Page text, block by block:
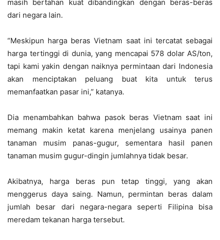
masih bertahan kuat dibandingkan dengan beras-beras
dari negara lain.
“Meskipun harga beras Vietnam saat ini tercatat sebagai
harga tertinggi di dunia, yang mencapai 578 dolar AS/ton,
tapi kami yakin dengan naiknya permintaan dari Indonesia
akan menciptakan peluang buat kita untuk terus
memanfaatkan pasar ini,” katanya.
Dia menambahkan bahwa pasok beras Vietnam saat ini
memang makin ketat karena menjelang usainya panen
tanaman musim panas-gugur, sementara hasil panen
tanaman musim gugur-dingin jumlahnya tidak besar.
Akibatnya, harga beras pun tetap tinggi, yang akan
menggerus daya saing. Namun, permintan beras dalam
jumlah besar dari negara-negara seperti Filipina bisa
meredam tekanan harga tersebut.